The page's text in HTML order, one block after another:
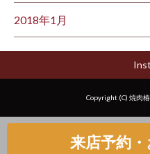
2018年1月
Copyright (C) 焼肉
来店予約